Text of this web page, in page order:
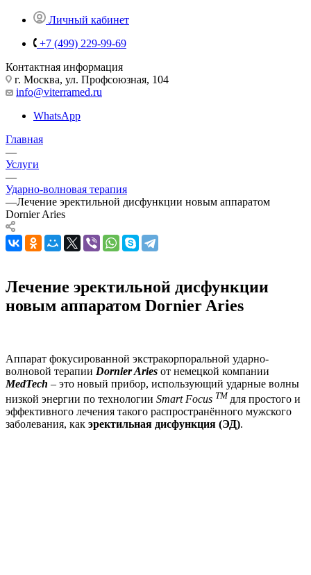
Личный кабинет
+7 (499) 229-99-69
Контактная информация
г. Москва, ул. Профсоюзная, 104
info@viterramed.ru
WhatsApp
Главная
—
Услуги
—
Ударно-волновая терапия
—Лечение эректильной дисфункции новым аппаратом
Dornier Aries
Лечение эректильной дисфункции
новым аппаратом Dornier Aries
Аппарат фокусированной экстракорпоральной ударно-
волновой терапии Dornier Aries от немецкой компании
MedTech – это новый прибор, использующий ударные волны
низкой энергии по технологии Smart Focus TM для простого и
эффективного лечения такого распространённого мужского
заболевания, как эректильная дисфункция (ЭД).